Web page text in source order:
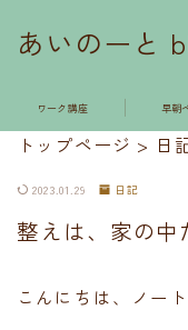
あいのーと
ワーク講座 早朝
トップページ > 日
2023.01.29 日記
整えは、家の中
こんにちは、ノー